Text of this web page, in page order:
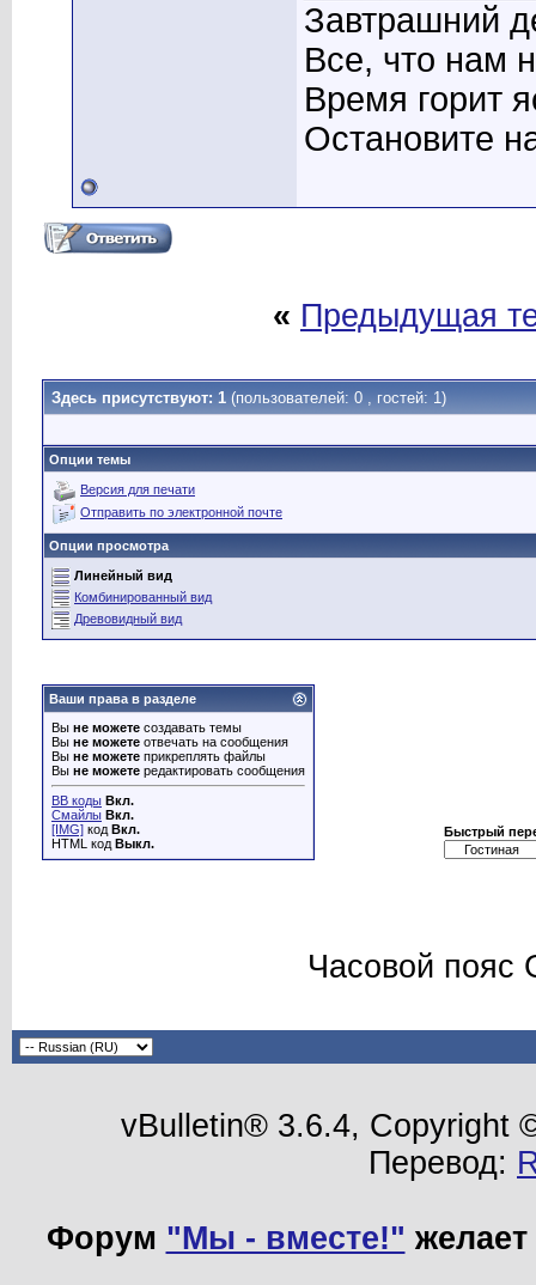
Завтрашний
Все, что нам
Время горит
Остановите
« Предыдущая
Здесь присутствуют: 1 (пользователей: 0 , гостей: 1)
Опции темы
Версия для печати
Отправить по электронной почте
Опции просмотра
Линейный вид
Комбинированный вид
Древовидный вид
Ваши права в разделе
Вы не можете создавать темы
Вы не можете отвечать на сообщения
Вы не можете прикреплять файлы
Вы не можете редактировать сообщения
BB коды Вкл.
Смайлы Вкл.
[IMG] код Вкл.
HTML код Выкл.
Быстрый
Часовой пояс
vBulletin® 3.6.4, Copyright
Перевод:
Форум "Мы - вместе!"